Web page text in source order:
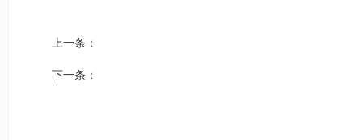
上一条：
下一条：